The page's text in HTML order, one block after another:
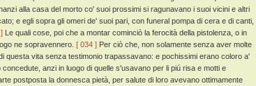
alla casa del morto co' suoi prossimi si ragunavano i suoi vicini e altri
e egli sopra gli omeri de' suoi pari, con funeral pompa di cera e di canti,
Le quali cose, poi che a montar cominciò la ferocità della pistolenza, o in
ne sopravennero. [ 034 ] Per ciò che, non solamente senza aver molte
questa vita senza testimonio trapassavano: e pochissimi erano coloro a'
anzi in luogo di quelle s'usavano per li piú risa e motti e
postposta la donnesca pietà, per salute di loro avevano ottimamente